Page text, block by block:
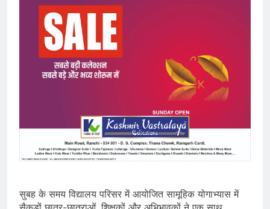
सुबह के समय विद्यालय परिसर में आयोजित सामूहिक योगाभ्यास में